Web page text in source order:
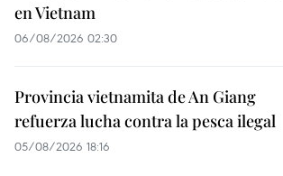
en Vietnam
06/08/2026 02:30
Provincia vietnamita de An Giang
refuerza lucha contra la pesca ilegal
05/08/2026 18:16